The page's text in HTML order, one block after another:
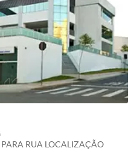
RUA LOCALIZAÇÃO